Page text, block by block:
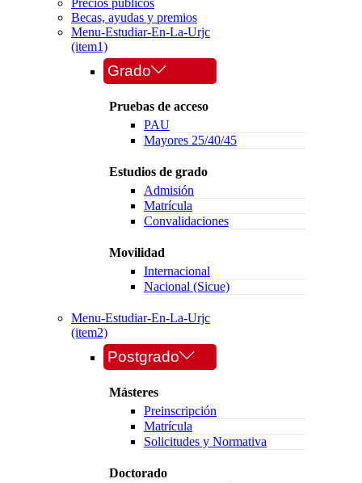
Precios públicos
Becas, ayudas y premios
Menu-Estudiar-En-La-Urjc
(item1)
Grado
Pruebas de acceso
PAU
Mayores 25/40/45
Estudios de grado
Admisión
Matrícula
Convalidaciones
Movilidad
Internacional
Nacional (Sicue)
Menu-Estudiar-En-La-Urjc
(item2)
Postgrado
Másteres
Preinscripción
Matrícula
Solicitudes y Normativa
Doctorado